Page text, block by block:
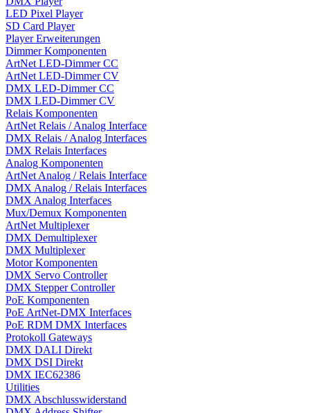
LED Pixel Player
SD Card Player
Player Erweiterungen
Dimmer Komponenten
ArtNet LED-Dimmer CC
ArtNet LED-Dimmer CV
DMX LED-Dimmer CC
DMX LED-Dimmer CV
Relais Komponenten
ArtNet Relais / Analog Interface
DMX Relais / Analog Interfaces
DMX Relais Interfaces
Analog Komponenten
ArtNet Analog / Relais Interface
DMX Analog / Relais Interfaces
DMX Analog Interfaces
Mux/Demux Komponenten
ArtNet Multiplexer
DMX Demultiplexer
DMX Multiplexer
Motor Komponenten
DMX Servo Controller
DMX Stepper Controller
PoE Komponenten
PoE ArtNet-DMX Interfaces
PoE RDM DMX Interfaces
Protokoll Gateways
DMX DALI Direkt
DMX DSI Direkt
DMX IEC62386
Utilities
DMX Abschlusswiderstand